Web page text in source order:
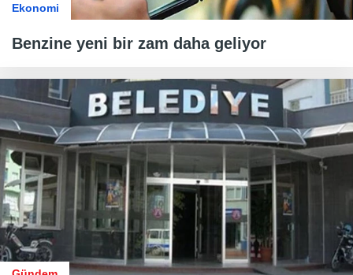
Ekonomi
Benzine yeni bir zam daha geliyor